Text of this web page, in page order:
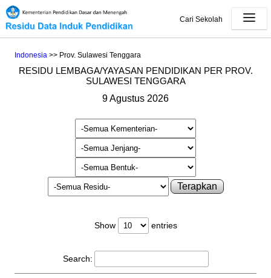
Cari Sekolah
Indonesia >> Prov. Sulawesi Tenggara
RESIDU LEMBAGA/YAYASAN PENDIDIKAN PER PROV.
SULAWESI TENGGARA
9 Agustus 2026
Terapkan
Show entries
Search: